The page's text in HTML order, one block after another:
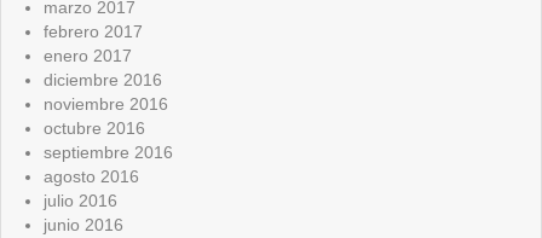
marzo 2017
febrero 2017
enero 2017
diciembre 2016
noviembre 2016
octubre 2016
septiembre 2016
agosto 2016
julio 2016
junio 2016